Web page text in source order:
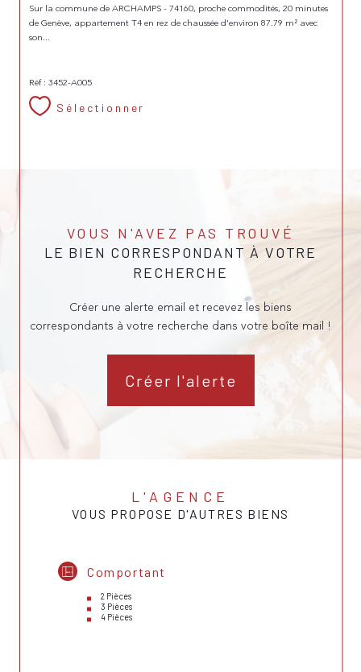
Sur la commune de ARCHAMPS - 74160, proche commodités, 20 minutes
de Genève, appartement T4 en rez de chaussée d'environ 87.79 m² avec
son...
Réf : 3452-A005
Sélectionner
VOUS N'AVEZ PAS TROUVÉ
LE BIEN CORRESPONDANT À VOTRE
RECHERCHE
Créer une alerte email et recevez les biens
correspondants à votre recherche dans votre boîte mail !
Créer l'alerte
L'AGENCE
VOUS PROPOSE D'AUTRES BIENS
Comportant
2 Pièces
3 Pièces
4 Pièces